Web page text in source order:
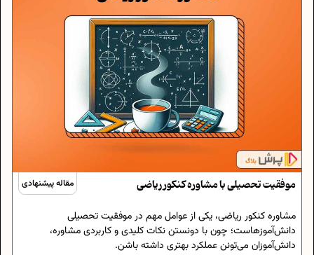
مقاله پیشنهادی موفقیت تحصیلی با مشاوره کنکور ریاضی
مشاوره کنکور ریاضی، یکی از عوامل مهم در موفقیت تحصیلی
دانش‌آموزهاست؛ چون با دونستن نکات کلیدی و کاربردی مشاوره،
دانش‌آموزان می‌تونن عملکرد بهتری داشته باشن.